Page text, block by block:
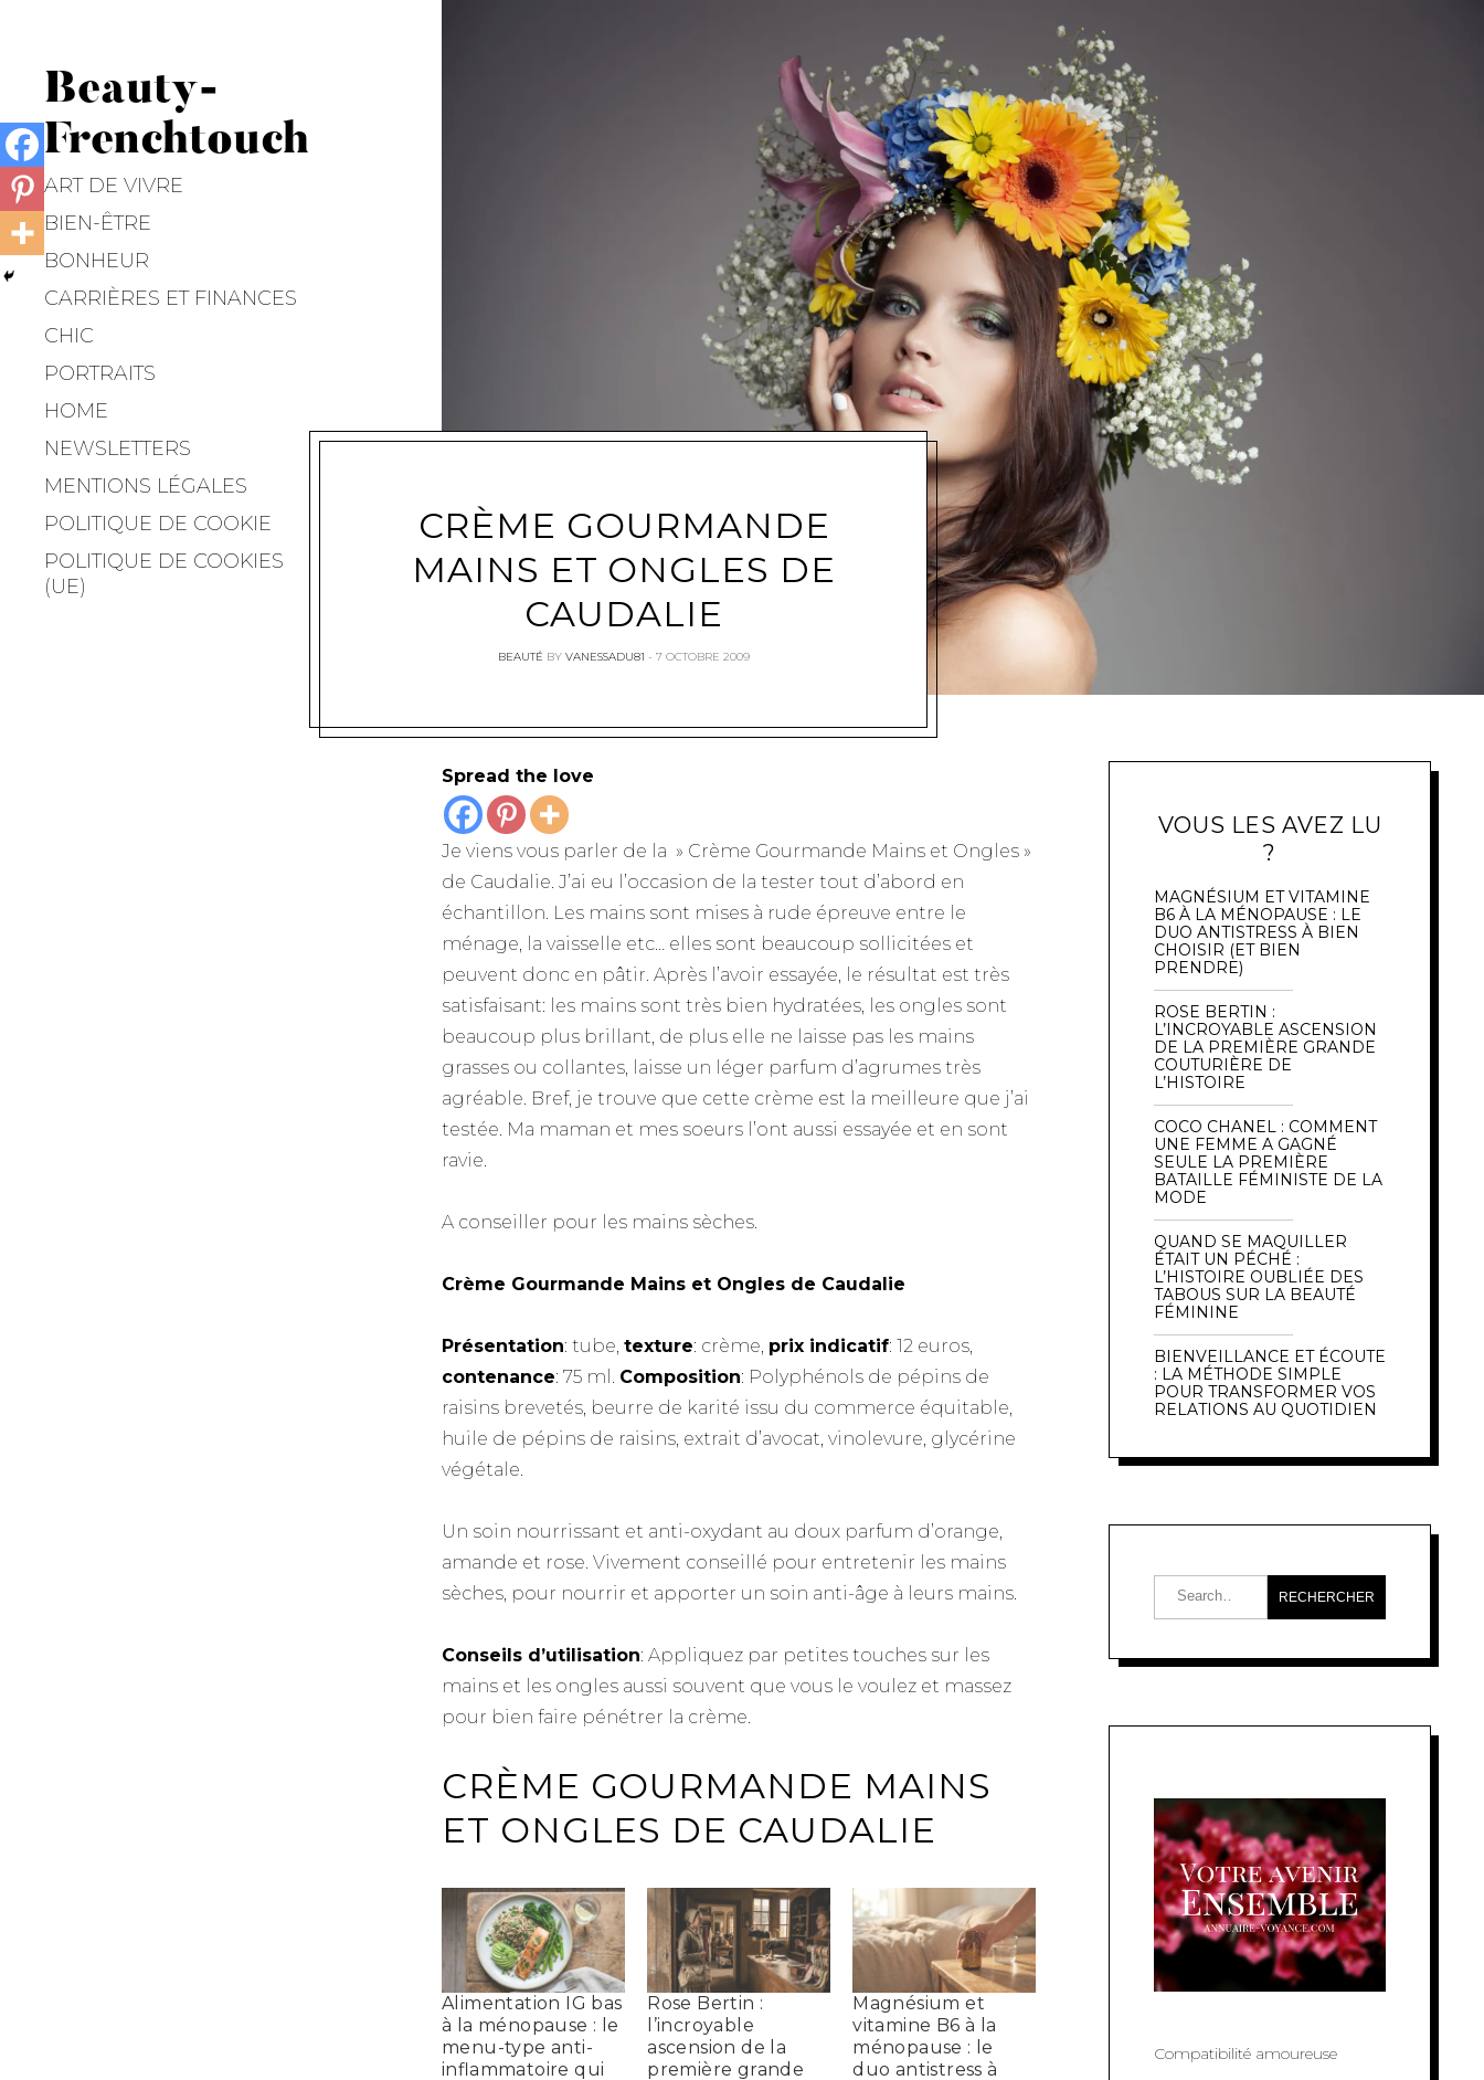
Beauty-
Frenchtouch
ART DE VIVRE
BIEN-ÊTRE
BONHEUR
CARRIÈRES ET FINANCES
CHIC
PORTRAITS
HOME
NEWSLETTERS
MENTIONS LÉGALES
POLITIQUE DE COOKIE
POLITIQUE DE COOKIES
(UE)
CRÈME GOURMANDE
MAINS ET ONGLES DE
CAUDALIE
BEAUTÉ BY VANESSADU81 7 OCTOBRE 2009
Spread the love
Je viens vous parler de la » Crème Gourmande Mains et Ongles »
de Caudalie. J’ai eu l’occasion de la tester tout d’abord en
échantillon. Les mains sont mises à rude épreuve entre le
ménage, la vaisselle etc… elles sont beaucoup sollicitées et
peuvent donc en pâtir. Après l’avoir essayée, le résultat est très
satisfaisant: les mains sont très bien hydratées, les ongles sont
beaucoup plus brillant, de plus elle ne laisse pas les mains
grasses ou collantes, laisse un léger parfum d’agrumes très
agréable. Bref, je trouve que cette crème est la meilleure que j’ai
testée. Ma maman et mes soeurs l’ont aussi essayée et en sont
ravie.
A conseiller pour les mains sèches.
Crème Gourmande Mains et Ongles de Caudalie
Présentation: tube, texture: crème, prix indicatif: 12 euros,
contenance: 75 ml. Composition: Polyphénols de pépins de
raisins brevetés, beurre de karité issu du commerce équitable,
huile de pépins de raisins, extrait d’avocat, vinolevure, glycérine
végétale.
Un soin nourrissant et anti-oxydant au doux parfum d’orange,
amande et rose. Vivement conseillé pour entretenir les mains
sèches, pour nourrir et apporter un soin anti-âge à leurs mains.
Conseils d’utilisation: Appliquez par petites touches sur les
mains et les ongles aussi souvent que vous le voulez et massez
pour bien faire pénétrer la crème.
CRÈME GOURMANDE MAINS
ET ONGLES DE CAUDALIE
Alimentation IG bas
à la ménopause : le
menu-type anti-
inflammatoire qui
Rose Bertin :
l’incroyable
ascension de la
première grande
Magnésium et
vitamine B6 à la
ménopause : le
duo antistress à
VOUS LES AVEZ LU
?
MAGNÉSIUM ET VITAMINE
B6 À LA MÉNOPAUSE : LE
DUO ANTISTRESS À BIEN
CHOISIR (ET BIEN
PRENDRE)
ROSE BERTIN :
L’INCROYABLE ASCENSION
DE LA PREMIÈRE GRANDE
COUTURIÈRE DE
L’HISTOIRE
COCO CHANEL : COMMENT
UNE FEMME A GAGNÉ
SEULE LA PREMIÈRE
BATAILLE FÉMINISTE DE LA
MODE
QUAND SE MAQUILLER
ÉTAIT UN PÉCHÉ :
L’HISTOIRE OUBLIÉE DES
TABOUS SUR LA BEAUTÉ
FÉMININE
BIENVEILLANCE ET ÉCOUTE
: LA MÉTHODE SIMPLE
POUR TRANSFORMER VOS
RELATIONS AU QUOTIDIEN
Compatibilité amoureuse